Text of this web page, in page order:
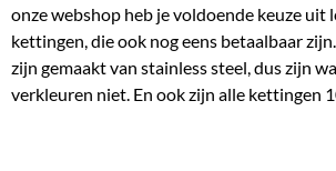
onze webshop heb je voldoende keuze uit
kettingen, die ook nog eens betaalbaar zijn.
zijn gemaakt van stainless steel, dus zijn
verkleuren niet. En ook zijn alle kettingen